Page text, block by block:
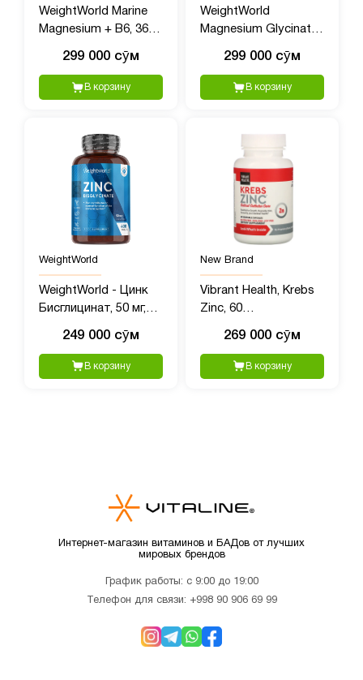
WeightWorld Marine
Magnesium + B6, 360
299 000 сӯм
В корзину
WeightWorld
Magnesium Glycinate,
299 000 сӯм
В корзину
WeightWorld
WeightWorld - Цинк
Бисглицинат, 50 мг,
249 000 сӯм
В корзину
New Brand
Vibrant Health, Krebs
Zinc, 60
269 000 сӯм
В корзину
Интернет-магазин витаминов и БАДов от лучших
мировых брендов
График работы: с 9:00 до 19:00
Телефон для связи: +998 90 906 69 99